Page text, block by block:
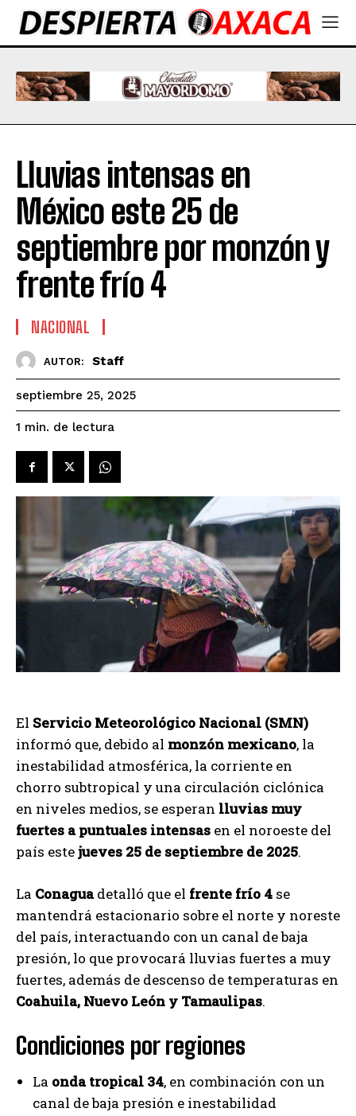
Lluvias intensas en
México este 25 de
septiembre por monzón y
frente frío 4
NACIONAL
AUTOR: Staff
septiembre 25, 2025
1 min. de lectura
El Servicio Meteorológico Nacional (SMN)
informó que, debido al monzón mexicano, la
inestabilidad atmosférica, la corriente en
chorro subtropical y una circulación ciclónica
en niveles medios, se esperan lluvias muy
fuertes a puntuales intensas en el noroeste del
país estejueves 25 de septiembre de 2025.
La Conaguadetalló que el frente frío 4 se
mantendrá estacionario sobre el norte y noreste
del país, interactuando con un canal de baja
presión, lo que provocará lluvias fuertes a muy
fuertes, además de descenso de temperaturas en
Coahuila, Nuevo León y Tamaulipas.
Condiciones por regiones
La onda tropical 34, en combinación con un
canal de baja presión e inestabilidad